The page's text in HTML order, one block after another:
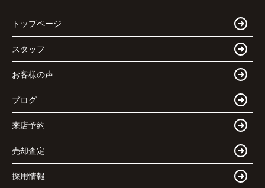
トップページ
スタッフ
お客様の声
ブログ
来店予約
売却査定
採用情報